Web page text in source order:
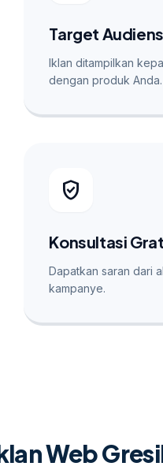
Target
Iklan ditampilkan
dengan produk Anda.
verified_user
Konsultasi
Dapatkan saran dari
kampanye.
Web